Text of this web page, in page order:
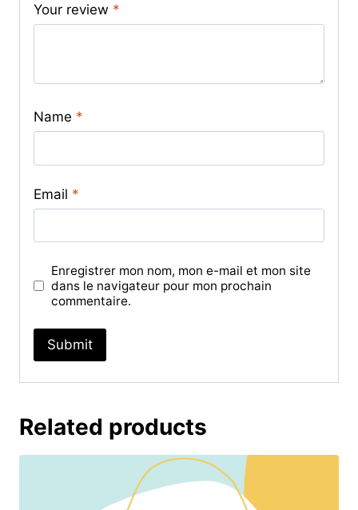
Your review *
Name *
Email *
Enregistrer mon nom, mon e-mail et mon site
dans le navigateur pour mon prochain
commentaire.
Related products